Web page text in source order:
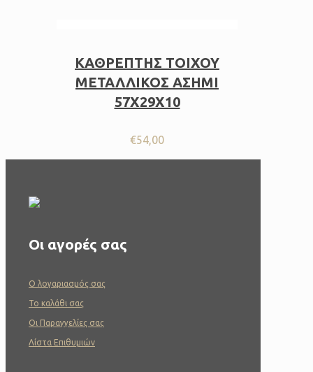
ΚΑΘΡΕΠΤΗΣ ΤΟΙΧΟΥ
ΜΕΤΑΛΛΙΚΟΣ ΑΣΗΜΙ
57X29X10
€54,00
Οι αγορές σας
O λογαριασμός σας
To καλάθι σας
Οι Παραγγελίες σας
Λίστα Επιθυμιών